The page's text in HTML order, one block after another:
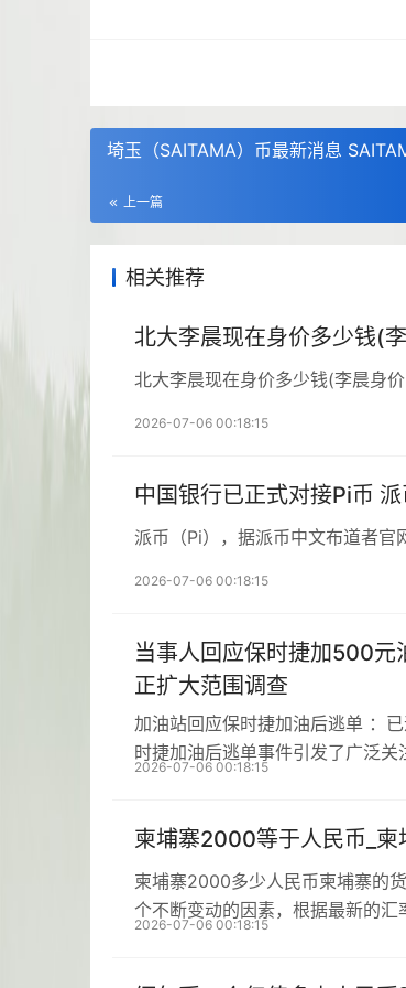
埼玉（SAITAMA）币最新消息
上一篇
相关推荐
北大李晨现在身价多少钱(
北大李晨现在身价多少钱(李晨身
2026-07-06 00:18:15
中国银行已正式对接Pi币
派币（Pi），据派币中文布道者官
2026-07-06 00:18:15
当事人回应保时捷加500元
正扩大范围调查
加油站回应保时捷加油后逃单 ：
时捷加油后逃单事件引发了广泛
2026-07-06 00:18:15
柬埔寨2000等于人民币_
柬埔寨2000多少人民币柬埔寨的
个不断变动的因素，根据最新的
2026-07-06 00:18:15